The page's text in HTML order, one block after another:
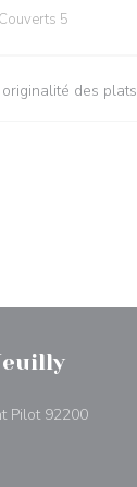
5
des plats
Pilot 92200